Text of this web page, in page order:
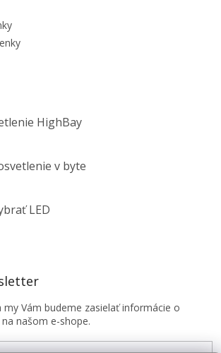
HighBay
v byte
LED
Vám budeme zasielať informácie o
našom e-shope.